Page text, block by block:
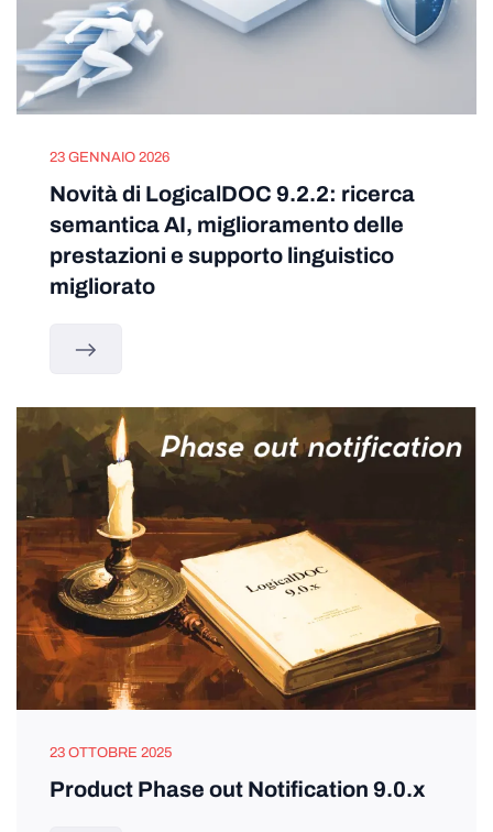
23 GENNAIO 2026
Novità di LogicalDOC 9.2.2: ricerca
semantica AI, miglioramento delle
prestazioni e supporto linguistico
migliorato
23 OTTOBRE 2025
Product Phase out Notification 9.0.x